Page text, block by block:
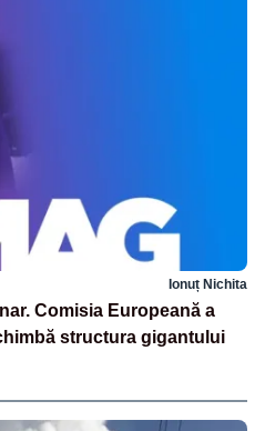
Ionuț Nichita
Comisia Europeană a
structura gigantului